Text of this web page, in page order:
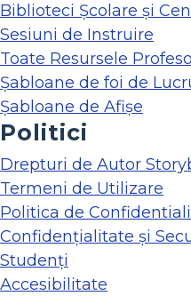
Biblioteci Școlare și
Sesiuni de Instruire
Toate Resursele
Șabloane de foi de
Șabloane de Afișe
Politici
Drepturi de Autor
Termeni de Utilizare
Politica de
Confidențialitate și
Studenți
Accesibilitate